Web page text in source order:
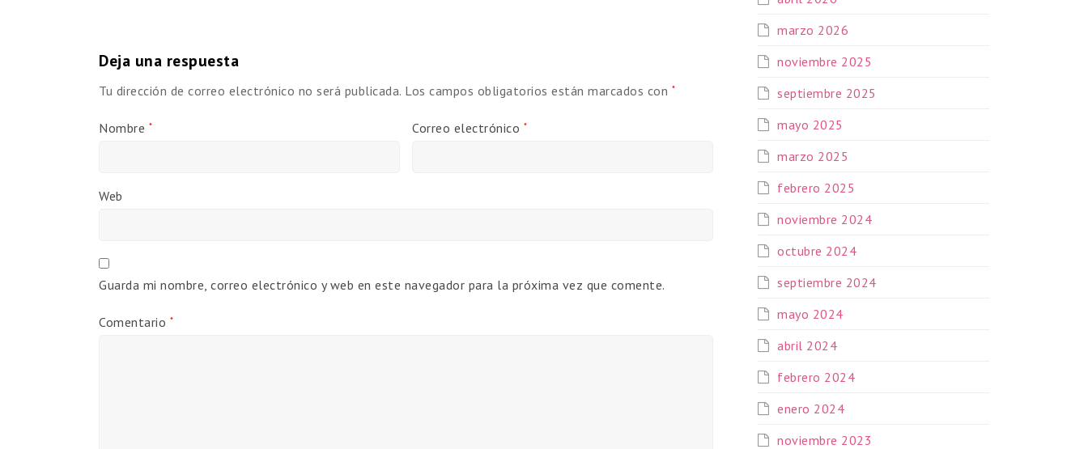
Deja una respuesta
Tu dirección de correo electrónico no será publicada. Los campos obligatorios están marcados con *
Nombre * Correo electrónico *
Web
Guarda mi nombre, correo electrónico y web en este navegador para la próxima vez que comente.
Comentario *
marzo 2026
noviembre 2025
septiembre 2025
mayo 2025
marzo 2025
febrero 2025
noviembre 2024
octubre 2024
septiembre 2024
mayo 2024
abril 2024
febrero 2024
enero 2024
noviembre 2023